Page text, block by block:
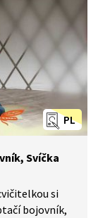
PL
Svíčka
si
bojovník,